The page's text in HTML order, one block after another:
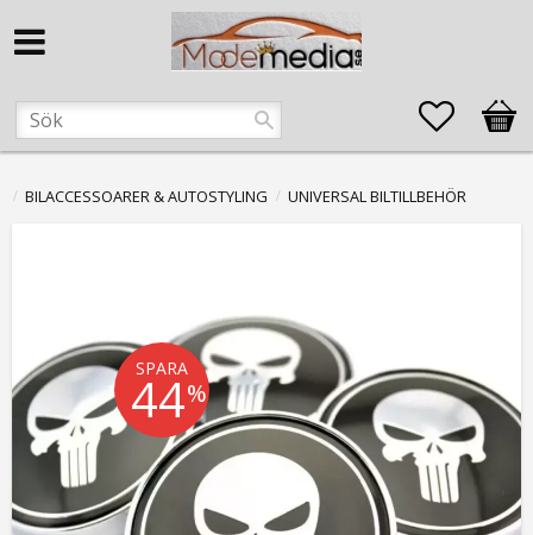
Favoriter
BILACCESSOARER & AUTOSTYLING UNIVERSAL BILTILLBEHÖR
SPARA
44%